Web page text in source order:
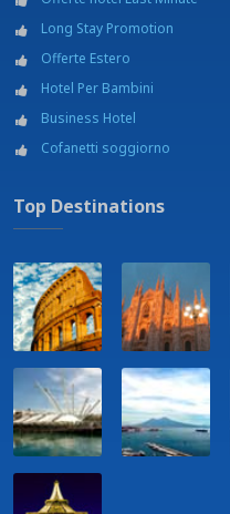
Long Stay Promotion
Offerte Estero
Hotel Per Bambini
Business Hotel
Cofanetti soggiorno
Top Destinations